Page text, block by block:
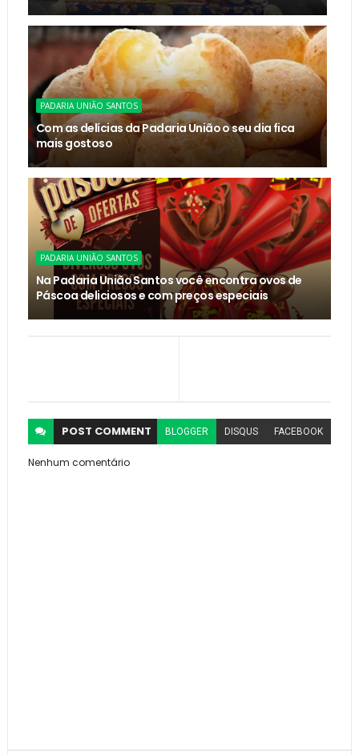
PADARIA UNIÃO SANTOS
Com as delícias da Padaria União o seu dia fica
mais gostoso
PADARIA UNIÃO SANTOS
Na Padaria União Santos você encontra ovos de
Páscoa deliciosos e com preços especiais
POST COMMENT BLOGGER DISQUS FACEBOOK
Nenhum comentário